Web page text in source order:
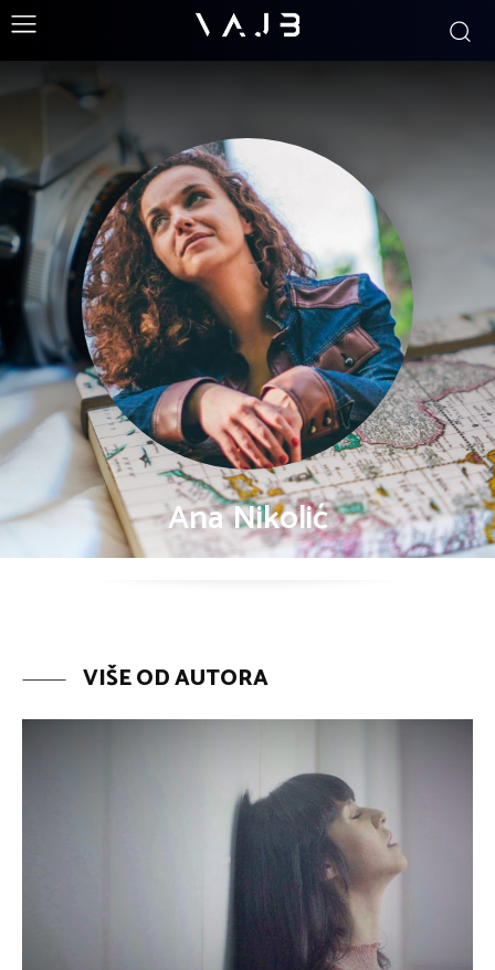
Ana Nikolić
VIŠE OD AUTORA